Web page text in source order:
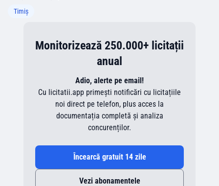
Timiș
Monitorizează 250.000+ licitații
anual
Adio, alerte pe email!
Cu licitatii.app primești notificări cu licitațiile
noi direct pe telefon, plus acces la
documentația completă și analiza
concurenților.
Încearcă gratuit 14 zile
Vezi abonamentele